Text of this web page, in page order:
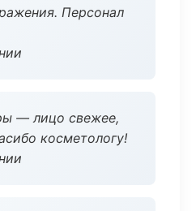
Персонал
— лицо свежее,
косметологу!